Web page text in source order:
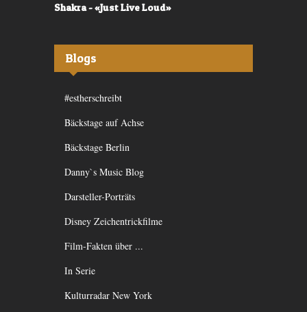
Shakra - «Just Live Loud»
Blogs
#estherschreibt
Bäckstage auf Achse
Bäckstage Berlin
Danny`s Music Blog
Darsteller-Porträts
Disney Zeichentrickfilme
Film-Fakten über ...
In Serie
Kulturradar New York